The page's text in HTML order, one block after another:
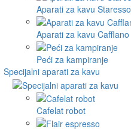
Aparati za kavu Staresso
Aparati za kavu Cafflano
Peći za kampiranje
Specijalni aparati za kavu
Cafelat robot